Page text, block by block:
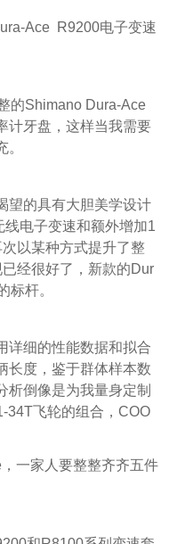
Ace R9200电子变速
的Shimano Dura-Ace
计牙盘，这样当我需要
。
望的具有大胆美学设计
电子变速和额外增加1
以某种方式提升了整
经很好了， 新款的Dur
标杆。
详细的性能数据和拟合
长度，鉴于群体样本数
析倒像是为我量身定制
34T飞轮的组合，COO
一家人要整整齐齐五件